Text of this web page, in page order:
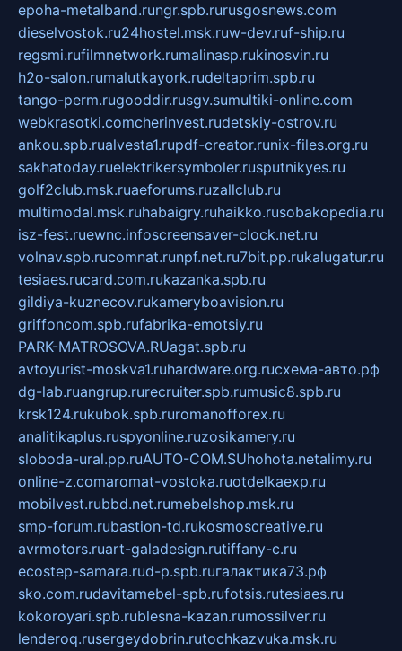
epoha-metalband.rungr.spb.rurusgosnews.com
dieselvostok.ru24hostel.msk.ruw-dev.ruf-ship.ru
regsmi.rufilmnetwork.rumalinasp.rukinosvin.ru
h2o-salon.rumalutkayork.rudeltaprim.spb.ru
tango-perm.rugooddir.rusgv.sumultiki-online.com
webkrasotki.comcherinvest.rudetskiy-ostrov.ru
ankou.spb.rualvesta1.rupdf-creator.runix-files.org.ru
sakhatoday.ruelektrikersymboler.rusputnikyes.ru
golf2club.msk.ruaeforums.ruzallclub.ru
multimodal.msk.ruhabaigry.ruhaikko.rusobakopedia.ru
isz-fest.ruewnc.infoscreensaver-clock.net.ru
volnav.spb.rucomnat.runpf.net.ru7bit.pp.rukalugatur.ru
tesiaes.rucard.com.rukazanka.spb.ru
gildiya-kuznecov.rukameryboavision.ru
griffoncom.spb.rufabrika-emotsiy.ru
PARK-MATROSOVA.RUagat.spb.ru
avtoyurist-moskva1.ruhardware.org.ruсхема-авто.рф
dg-lab.ruangrup.rurecruiter.spb.rumusic8.spb.ru
krsk124.rukubok.spb.ruromanofforex.ru
analitikaplus.ruspyonline.ruzosikamery.ru
sloboda-ural.pp.ruAUTO-COM.SUhohota.netalimy.ru
online-z.comaromat-vostoka.ruotdelkaexp.ru
mobilvest.rubbd.net.rumebelshop.msk.ru
smp-forum.rubastion-td.rukosmoscreative.ru
avrmotors.ruart-galadesign.rutiffany-c.ru
ecostep-samara.rud-p.spb.ruгалактика73.рф
sko.com.rudavitamebel-spb.rufotsis.rutesiaes.ru
kokoroyari.spb.rublesna-kazan.rumossilver.ru
lenderoq.rusergeydobrin.rutochkazvuka.msk.ru